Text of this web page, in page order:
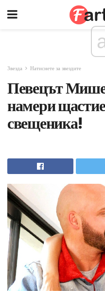
Звезда Натиснете за звездите
Певецът
намери
свещеника!